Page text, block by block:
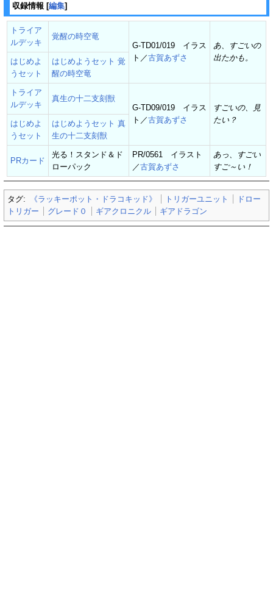
収録情報 [編集]
トライア
ルデッキ
覚醒の時空竜
G-TD01/019 イラス
ト／古賀あずさ
あ、すごいの
出たかも。
はじめよ
うセット
はじめようセット 覚
醒の時空竜
トライア
ルデッキ
真生の十二支刻獣
G-TD09/019 イラス
ト／古賀あずさ
すごいの、見
たい？
はじめよ
うセット
はじめようセット 真
生の十二支刻獣
PRカード
光る！スタンド＆ド
ローパック
PR/0561 イラスト
／古賀あずさ
あっ、すごい
すご～い！
タグ: 《ラッキーポット・ドラコキッド》 トリガーユニット
ドロー
トリガー
グレード０ ギアクロニクル ギアドラゴン